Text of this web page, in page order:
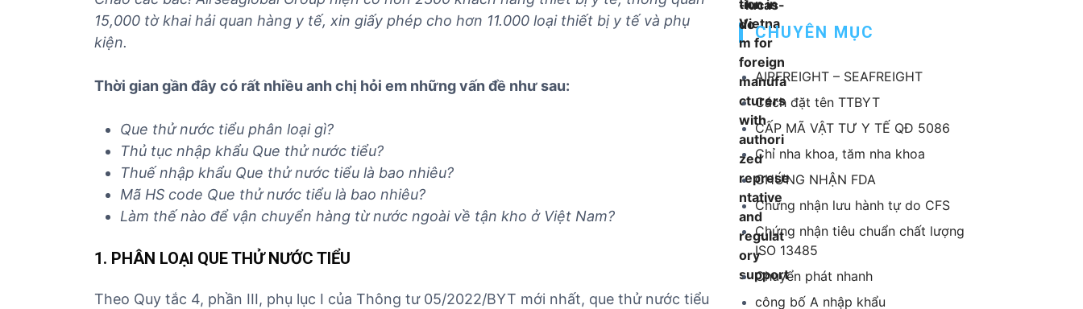
T
B
T
B
Y
T
h
à
15,000 tờ khai hải quan hàng y tế, xin giấy phép cho hơn 11.000 loại thiết bị y tế và phụ
kiện.
Thời gian gần đây có rất nhiều anh chị hỏi em những vấn đề như sau:
Que thử nước tiểu phân loại gì?
Thủ tục nhập khẩu Que thử nước tiểu?
Thuế nhập khẩu Que thử nước tiểu là bao nhiêu?
Mã HS code Que thử nước tiểu là bao nhiêu?
Làm thế nào để vận chuyển hàng từ nước ngoài về tận kho ở Việt Nam?
1. PHÂN LOẠI QUE THỬ NƯỚC TIỂU
Theo Quy tắc 4, phần III, phụ lục I của Thông tư 05/2022/BYT mới nhất, que thử nước tiểu
CHUYÊN MỤC
AIRFREIGHT – SEAFREIGHT
Cách đặt tên TTBYT
CẤP MÃ VẬT TƯ Y TẾ QĐ 5086
Chỉ nha khoa, tăm nha khoa
CHỨNG NHẬN FDA
Chứng nhận lưu hành tự do CFS
Chứng nhận tiêu chuẩn chất lượng
ISO 13485
Chuyển phát nhanh
công bố A nhập khẩu